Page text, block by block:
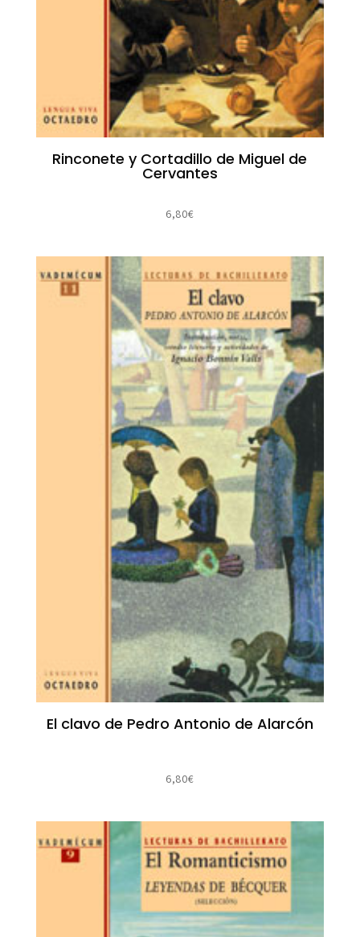
Rinconete y Cortadillo de Miguel de
Cervantes
6,80€
El clavo de Pedro Antonio de Alarcón
6,80€